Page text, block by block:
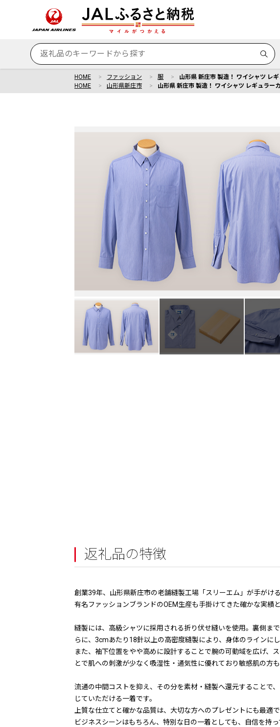
HOME ファッション 服
山形県 新庄市 製造！ ワイシャツ レ
HOME
山形県新庄市 山形県 新庄市 製造！ ワイシャツ レギュラー
返礼品の特徴
創業39年、山形県新庄市の老舗縫製工場「スリーエム」が手がけ
有名ファッションブランドのOEM生産も手掛けてきた確かな実績
縫製には、高級シャツに採用される折り伏せ縫いを使用。裏側ま
らに、3cmあたり18針以上の高密度縫製により、身体のラインに
また、袖下位置をやや高めに設計することで腕の可動域を広げ、
とで肌への刺激が少なく吸湿性・通気性に優れており敏感肌の方
流通の中間コストを抑え、その分を素材・縫製へ還元することで
じていただける一着です。
上質な仕立てと確かな品質は、大切な方へのプレゼントにも最適で
ビジネスシーンはもちろん、特別な日の一着としても、自信を持っ